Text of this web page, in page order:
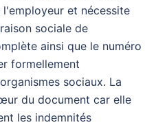
et nécessite
sociale de
ainsi que le numéro
formellement
sociaux. La
du document car elle
les indemnités